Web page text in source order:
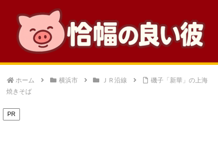
ホーム 横浜市 ＪＲ沿線
磯子「新華」の上海
焼きそば
PR